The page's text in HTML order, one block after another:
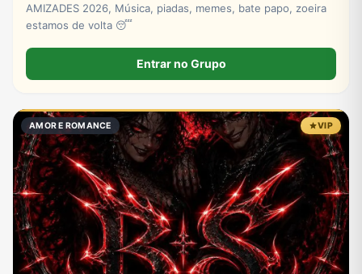
AMIZADES 2026, Música, piadas, memes, bate papo, zoeira
estamos de volta 😴
Entrar no Grupo
AMOR E ROMANCE VIP